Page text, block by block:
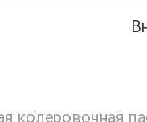
колеровочная